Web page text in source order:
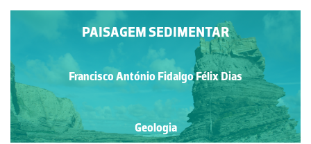
PAISAGEM SEDIMENTAR
Francisco António Fidalgo Félix Dias
Geologia